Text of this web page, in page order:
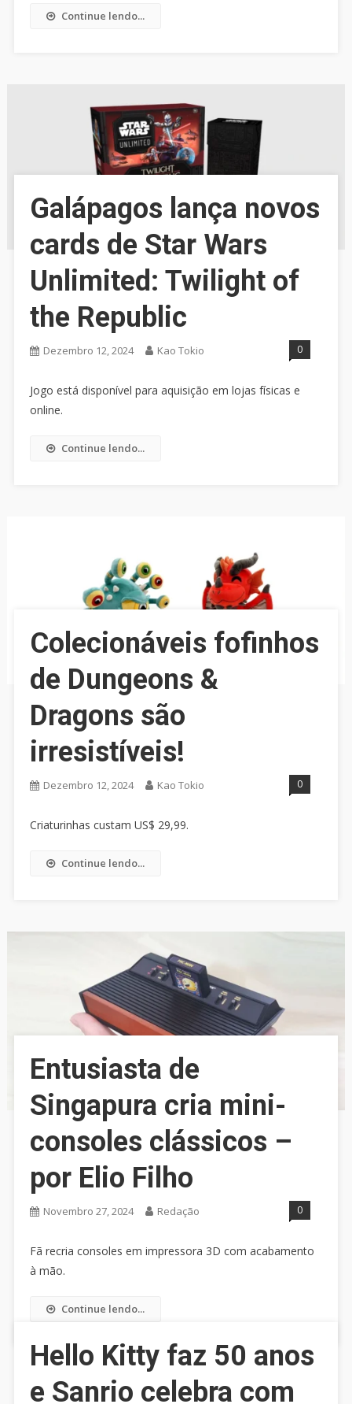
Continue lendo...
Galápagos lança novos
cards de Star Wars
Unlimited: Twilight of
the Republic
Dezembro 12, 2024 Kao Tokio 0
Jogo está disponível para aquisição em lojas físicas e
online.
Continue lendo...
Colecionáveis fofinhos
de Dungeons &
Dragons são
irresistíveis!
Dezembro 12, 2024 Kao Tokio 0
Criaturinhas custam US$ 29,99.
Continue lendo...
Entusiasta de
Singapura cria mini-
consoles clássicos –
por Elio Filho
Novembro 27, 2024 Redação 0
Fã recria consoles em impressora 3D com acabamento
à mão.
Continue lendo...
Hello Kitty faz 50 anos
e Sanrio celebra com